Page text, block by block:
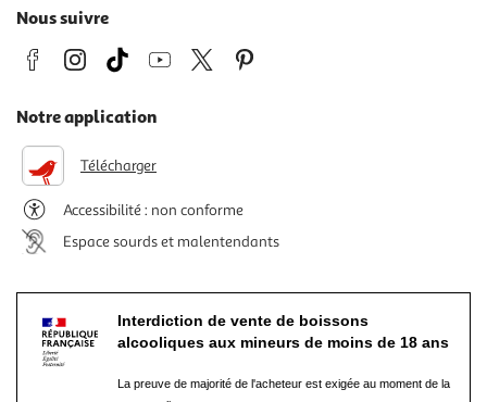
Nous suivre
Notre application
Télécharger
Accessibilité : non conforme
Espace sourds et malentendants
Interdiction de vente de boissons
alcooliques aux mineurs de moins de 18 ans
La preuve de majorité de l'acheteur est exigée au moment de la